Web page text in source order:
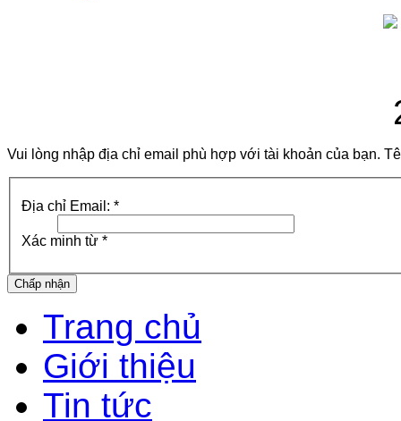
Vui lòng nhập địa chỉ email phù hợp với tài khoản của bạn.
Địa chỉ Email: *
Xác minh từ *
Chấp nhận
Trang chủ
Giới thiệu
Tin tức